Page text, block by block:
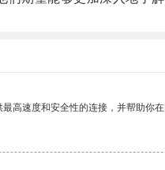
高速度和安全性的连接，并帮助你在